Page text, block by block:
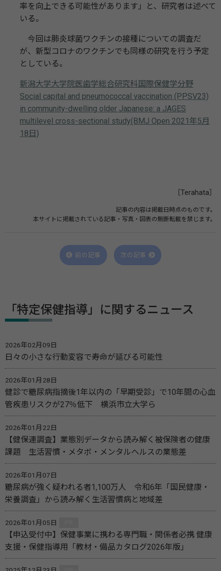
率を向上できる可能性があります」と、研究者は述べて
いる。
今回は肺炎球菌ワクチンの接種についての調査だ
が、新型コロナのワクチンでも同様の研究を行う予定
としている。
新潟大学大学院医⻭学総合研究科国際保健学分野
Social capital and pneumococcal vaccination (PPSV23)
in community-dwelling older Japanese: a JAGES
multilevel cross-sectional study(BMJ Open 2021年5月
18日)
［Terahata］
記事の内容は掲載日時点のものです。
本サイトに掲載されている記事・写真・図表の無断転載を禁じます。
前の記事 次の記事
「特定保健指導」に関するニュース
2026年02月09日
日々の小さな行動変容で寿命が延びる可能性
2026年01月28日
健診で糖尿病指摘後1年以内の「早期受診」で10年間の心血
管疾患リスクが27％低下 横浜市立大学ら
2026年01月22日
【健保連調査】業態別データから読み解く被保険者の健康
課題 生活習慣・メタボ・メンタルヘルスの業態差
2026年01月07日
糖尿病が強く疑われる者1,100万人 令和6年「国民健康・
栄養調査」から読み解く生活習慣病と地域差
2026年01月05日
【申込受付中】保健事業に携わる専門職・関係者必携 健康
支援・保健指導用「教材・備品カタログ2026年版」